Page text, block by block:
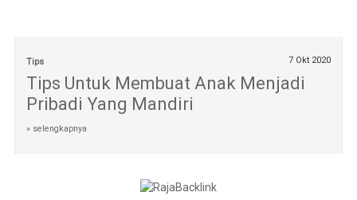
Tips 7 Okt 2020
Tips Untuk Membuat Anak Menjadi
Pribadi Yang Mandiri
» selengkapnya